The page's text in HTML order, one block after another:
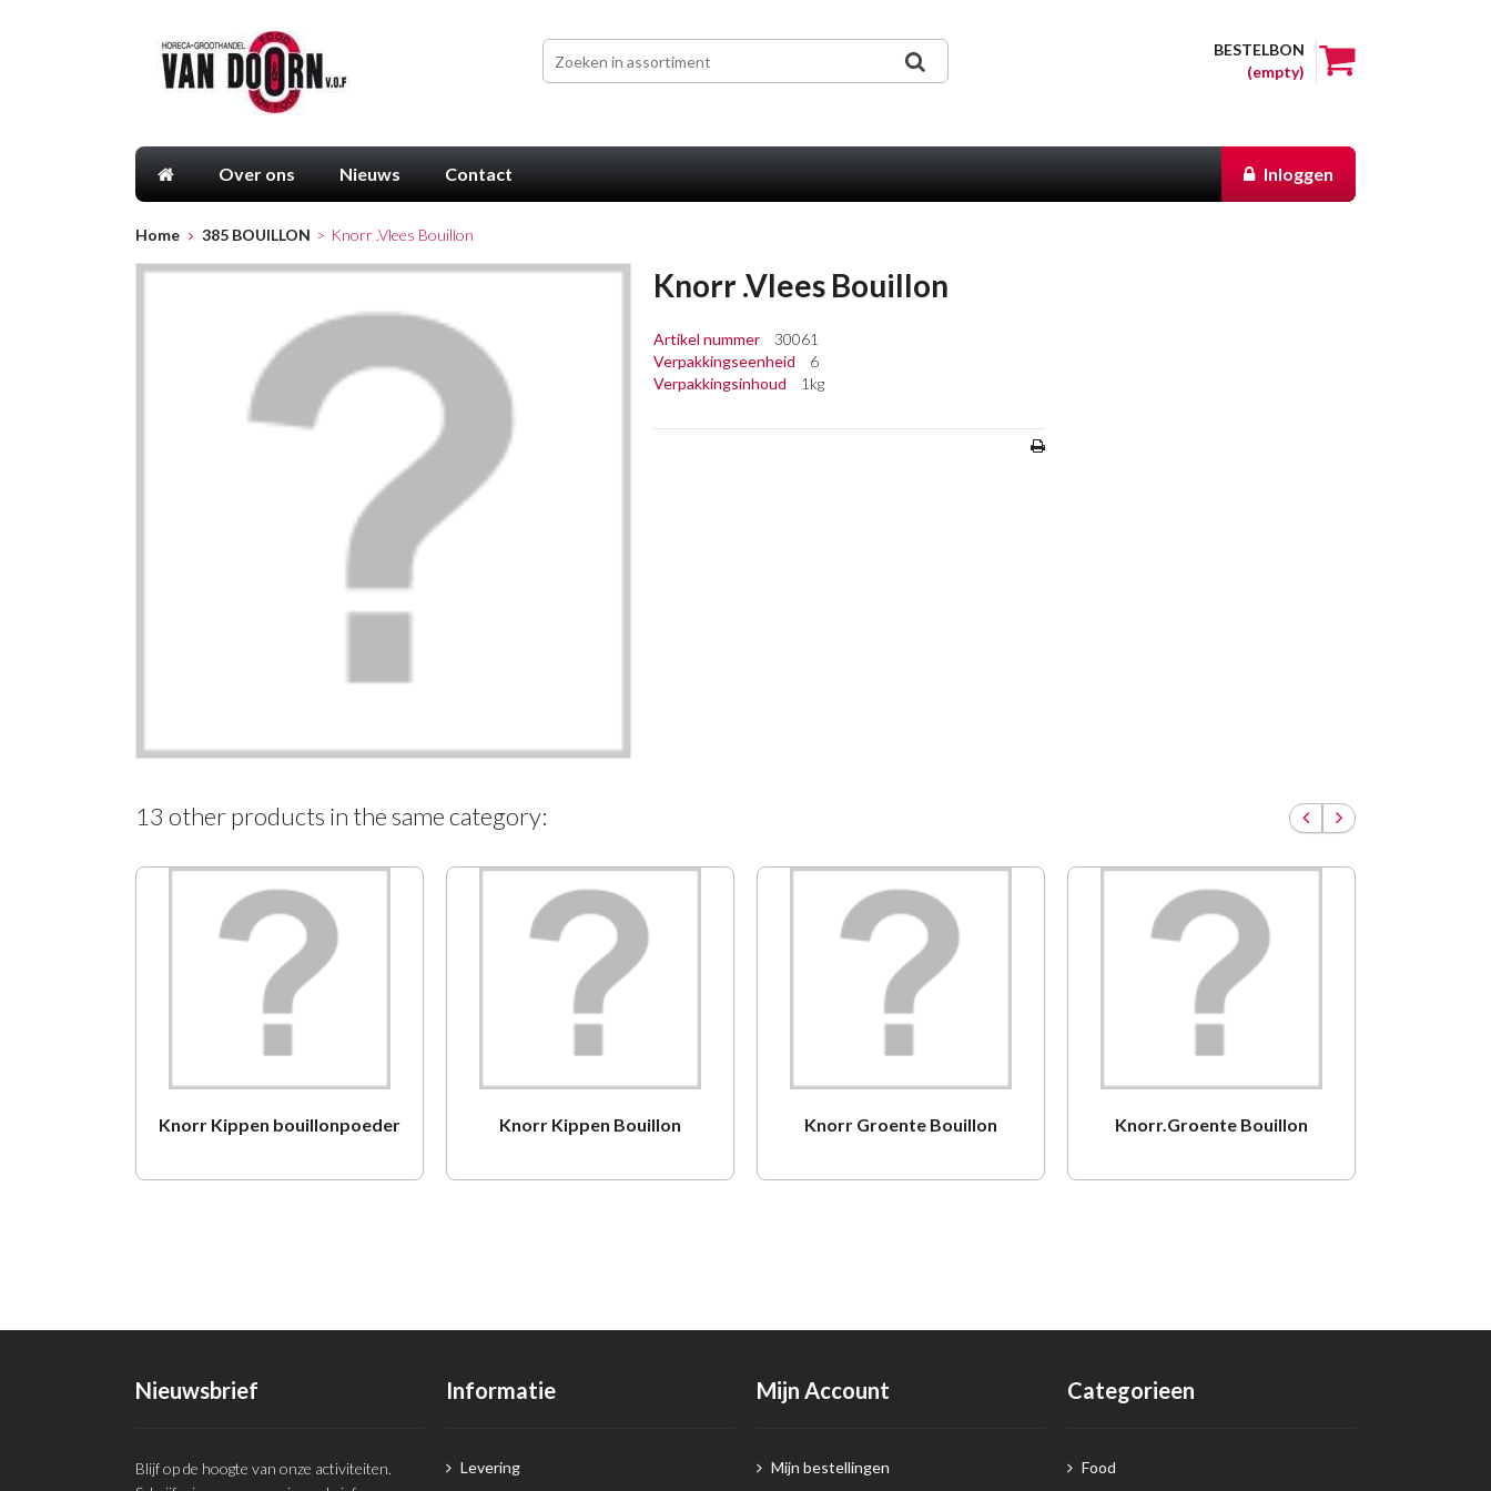
BESTELBON
(empty)
Over ons Nieuws Contact Inloggen
Home 385 BOUILLON > Knorr .Vlees Bouillon
Knorr .Vlees Bouillon
Artikel nummer
30061
Verpakkingseenheid
6
Verpakkingsinhoud
1kg
13 other products in the same category:
Knorr Kippen bouillonpoeder Knorr Kippen Bouillon Knorr Groente Bouillon Knorr.Groente Bouillon
Nieuwsbrief
Blijf op de hoogte van onze activiteiten.
Informatie
Levering
Mijn Account
Mijn bestellingen
Categorieen
Food